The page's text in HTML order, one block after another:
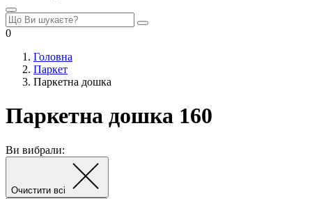
0
Головна
Паркет
Паркетна дошка
Паркетна дошка 160
Ви вибрали:
Очистити всі